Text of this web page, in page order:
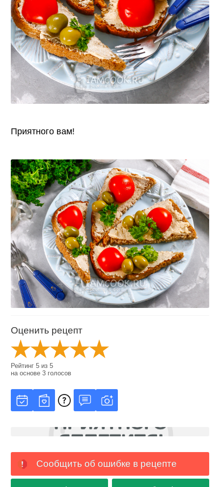
Приятного вам!
Оценить рецепт
Рейтинг5 из5
на основе3 голосов
Сообщить об ошибке в рецепте